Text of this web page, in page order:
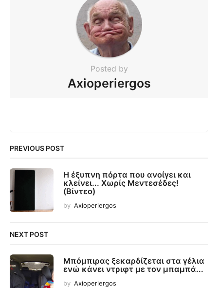
Posted by
Axioperiergos
PREVIOUS POST
Η έξυπνη πόρτα που ανοίγει και
κλείνει... Χωρίς Μεντεσέδες!
(Βίντεο)
by Axioperiergos
NEXT POST
Μπόμπιρας ξεκαρδίζεται στα γέλια
ενώ κάνει ντριφτ με τον μπαμπά...
by Axioperiergos